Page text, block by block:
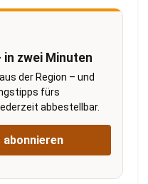
in zwei Minuten
der Region – und
fürs
abbestellbar.